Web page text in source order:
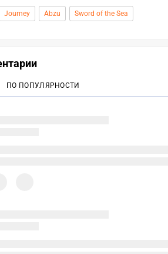
Journey Abzu Sword of the Sea
ПО ПОПУЛЯРНОСТИ